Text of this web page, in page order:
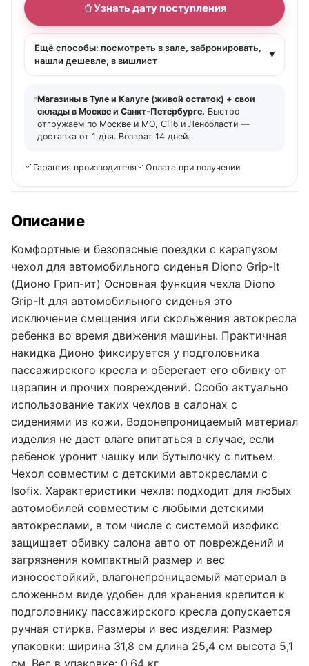
Узнать дату поступления
Ещё способы: посмотреть в зале, забронировать,
нашли дешевле, в вишлист
▾
Магазины в Туле и Калуге (живой остаток) + свои
склады в Москве и Санкт-Петербурге. Быстро
отгружаем по Москве и МО, СПб и Ленобласти —
доставка от 1 дня. Возврат 14 дней.
Гарантия производителя Оплата при получении
Описание
Комфортные и безопасные поездки с карапузом
чехол для автомобильного сиденья Diono Grip-It
(Дионо Грип-ит) Основная функция чехла Diono
Grip-It для автомобильного сиденья это
исключение смещения или скольжения автокресла
ребенка во время движения машины. Практичная
накидка Дионо фиксируется у подголовника
пассажирского кресла и оберегает его обивку от
царапин и прочих повреждений. Особо актуально
использование таких чехлов в салонах с
сидениями из кожи. Водонепроницаемый материал
изделия не даст влаге впитаться в случае, если
ребенок уронит чашку или бутылочку с питьем.
Чехол совместим с детскими автокреслами с
Isofix. Характеристики чехла: подходит для любых
автомобилей совместим с любыми детскими
автокреслами, в том числе с системой изофикс
защищает обивку салона авто от повреждений и
загрязнения компактный размер и вес
износостойкий, влагонепроницаемый материал в
сложенном виде удобен для хранения крепится к
подголовнику пассажирского кресла допускается
ручная стирка. Размеры и вес изделия: Размер
упаковки: ширина 31,8 см длина 25,4 см высота 5,1
см. Вес в упаковке: 0,64 кг.